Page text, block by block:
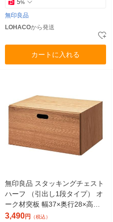
5%
無印良品
LOHACOから発送
カートに入れる
無印良品 スタッキングチェスト
ハーフ （引出し1段タイプ） オ
ーク材突板 幅37×奥行28×高さ1
8.5cm 良品計画
3,490円 （税込）